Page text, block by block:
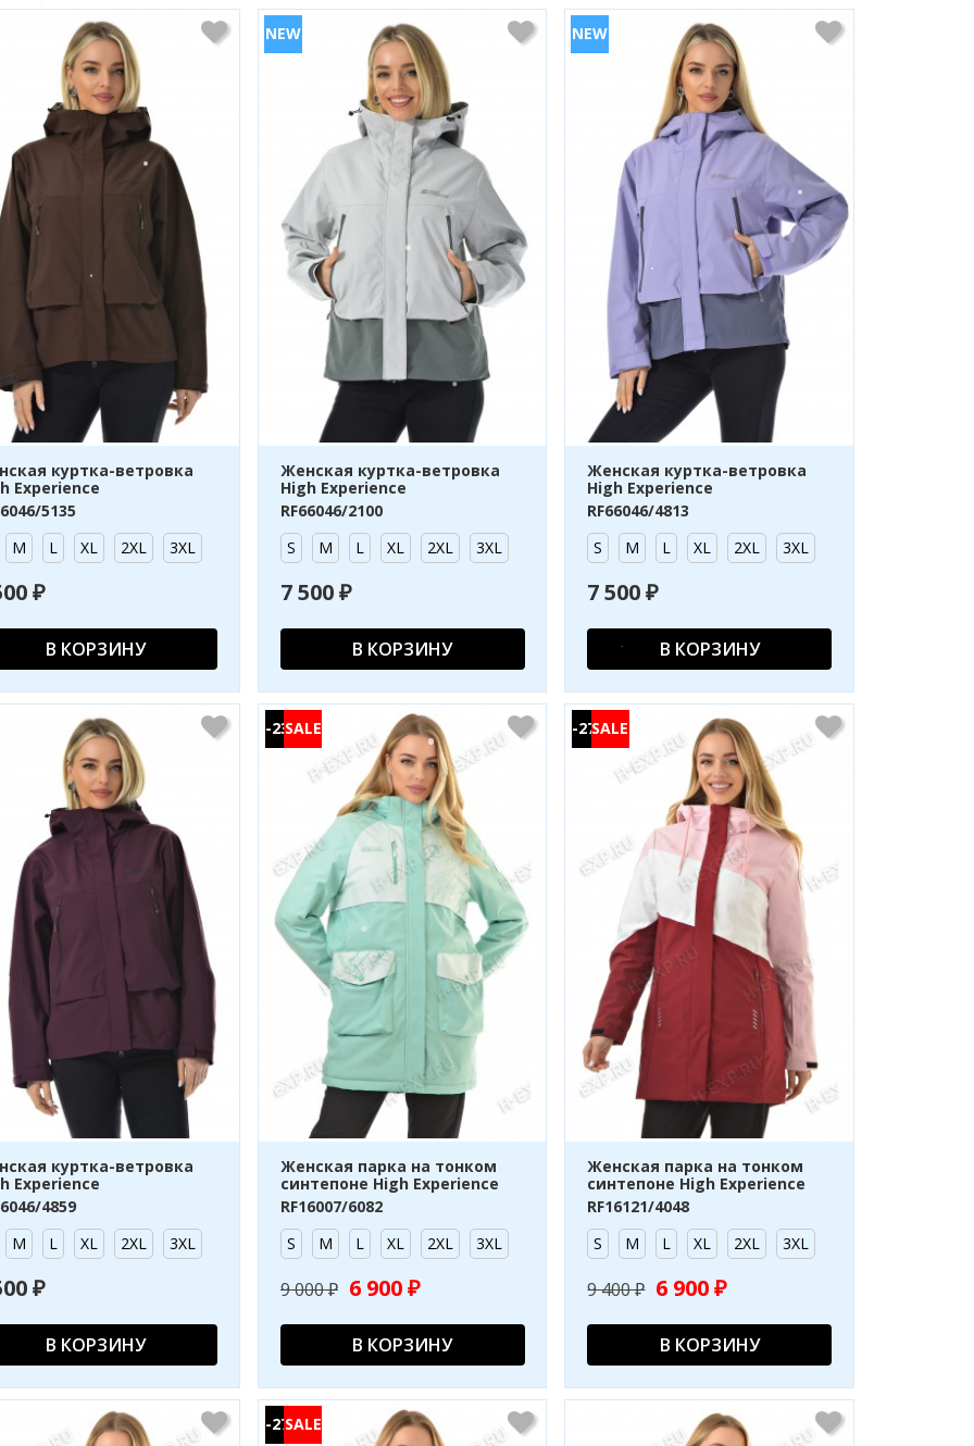
куртка-ветровка
Experience
5135
M
L XL 2XL 3XL
₽
В КОРЗИНУ
Женская куртка-ветровка
High Experience
RF66046/2100
S
M L XL 2XL 3XL
7 500 ₽
В КОРЗИНУ
Женская куртка-ветровка
High Experience
RF66046/4813
S
M L XL 2XL 3XL
7 500 ₽
В КОРЗИНУ
куртка-ветровка
Experience
4859
M
L XL 2XL 3XL
₽
В КОРЗИНУ
-23%
Женская парка на тонком
синтепоне High Experience
RF16007/6082
S
M L XL 2XL 3XL
9 000 ₽ 6 900 ₽
В КОРЗИНУ
-27%
Женская парка на тонком
синтепоне High Experience
RF16121/4048
S
M L XL 2XL 3XL
9 400 ₽ 6 900 ₽
В КОРЗИНУ
-27%